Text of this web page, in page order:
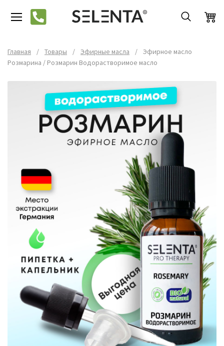
Главная / Товары / Эфирные масла /
Эфирное масло
Розмарина / Розмарин Водорастворимое масло